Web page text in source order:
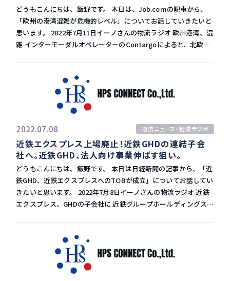
進んでいます。 アマゾンは目視による監視なしで他の飛行物や
人、ペット、障害物を検知し自動で回避できるシステムを開発し
ています。 2022年後半、カリフォルニア州ロックフォードで、
「アマゾン・プライム・エア」としてサービスの提供を始める予
定です。 日本でのドローン宅配 各社のサービスの選別が進むな
場となりそうだ、と記事は締めくくっています。 注文して15分で
届くというのはとても便利です。ドライバー不足はアメリカで
も、日本でも必ず立ちはだかる問題です。 日本もジップラインと
していくだろうと思います。 引き続き、テクノロジーの方面も注
目していきます。
24,000TEUは現在、最大規模のコンテナ船です。 一方で港湾への
投資については、日本はまだまだと思います。 大型コンテナ船が
寄港するためには十分な水深が18mくらい必要となり、日本で
18mの水深がある港は横浜港のMC3,4バースのみです。
入ってこないことになります。直接大型船が寄港できず、トラン
シップとなるとリードタイムも伸びます。 港への投資 産業の空
洞化で日本は外国に工場を作っていましたが、円安になって、今
後日本で作る方が安いという流れになる可能性があります。 しか
し港に投資をしていないため、先進国にも変わらず大型船は寄港
みると、ちょっとやるせない気持ちになってしまうというお話で
もありました。
Associatesは、7月のグローバル・ポート・トラッカー（GPT）
で月ごとの前月比の輸入量は下記のとおり予測を発表。 7月：
5.3%増 8月：0.5%減 9月：0.8%減 10月：4.1%減 11月：2.5%減
7月が5.3%増ですが、これは小売業者の秋冬商品の前倒しの仕入
れが一因です。８月と9月は微減、10月と11月で合計6.6%減とな
ーンのボトルネックは東海岸とメキシコ湾岸の港でも表面化して
おり、2022年のピークシーズンを通してこのボトルネックは継続
すると予想されています。 この貿易を覆っているのは、5月に始
NRFのサプライチェーン・関税政策担当副社長は、「サプライチ
ェーンの課題は今年いっぱい続くだろうが、西海岸の港の労使が
交渉のテーブルにつき、合意に達することが特に重要だ」と述べ
ています。 今年はピークシーズンでもあまり需要が下がりませ
ん。 労使交渉の労働組合側の仕事がスローダウンしたら、目詰ま
りの可能性は高いです。昨日のラジオでもお伝えしたように、ヨ
ーロッパでも港湾混雑が発生しています。 またスペースが取れな
どうもこんにちは、飯野です。 本日は、Job.comの記事から、
「欧州の港湾混雑が危機的レベル」についてお話していきたいと
思います。 2022年7月11日イーノさんの物流ラジオ 欧州港湾、混
雑 インターモーダルオペレーターのContargoによると、北欧の
不足、内陸部の鉄道やバージの運行停止など、輸入量の減少や経
済状況の急速な悪化にもかかわらず、ボトルネックはさらに深刻
化しています。 各船社の対応 マースクはこの状況に対し、主に
ターミナルの混雑など、多くの外部要因によって引き起こされて
いるとし、混雑による大幅な遅延のため、アジア-ヨーロッパ航
路の出発日を、8月から11月にかけて17便を調整するとしていま
す。 Hapag-Lloydは、フランスのLe Havre港とFos-sur-Mer港
のボトルネックに対応し、7月1日からすべての輸出入トラックの
移動に対して25ユーロ（26ドル）の混雑追加料金を課し、コンテ
ナの適時集荷と搬出を促しています。 欧州の複合一貫輸送サービ
ス 欧州の輸入サプライチェーンに欠かせないのが、コンテナを内
陸のターミナルに集めて運び、道路、鉄道、水路を通じて最終目
的地まで配送する複合一貫輸送サービスです。 「海港のターミナ
ルは満杯で、非常に狭い時間枠でしかコンテナを受け入れていな
い」と、Contargoは先週末のマーケットアップデートで指摘し
遅延を引き起こしています。 港での待ち時間の増加 ロッテルダ
2022.07.08 物流ニュース・物流ラジオ
近鉄エクスプレス上場廃止！近鉄GHDの連結子会
社へ。近鉄GHD、法人向け事業伸ばす狙い。
どうもこんにちは、飯野です。 本日は日経新聞の記事から、「近
鉄GHD、近鉄エクスプレスへのTOBが成立」についてお話してい
きたいと思います。 2022年7月8日イーノさんの物流ラジオ 近鉄
エクスプレス、GHDの子会社に 近鉄グループホールディングス
クスプレスは近鉄GHDの連結子会社に入り、上場廃止になる見通
人口減少で、鉄道事業やレジャー関連の成長が難しくなるなか、
法人向け事業を伸ばすことを狙いとしています。 5月に近鉄GHD